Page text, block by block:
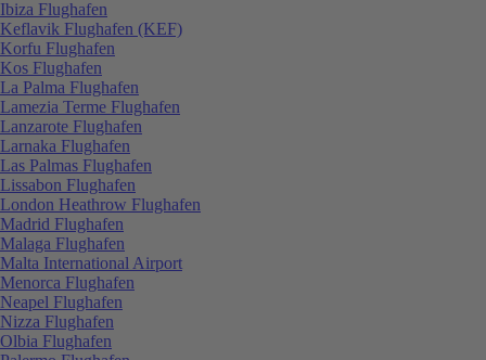
Ibiza Flughafen
Keflavik Flughafen (KEF)
Korfu Flughafen
Kos Flughafen
La Palma Flughafen
Lamezia Terme Flughafen
Lanzarote Flughafen
Larnaka Flughafen
Las Palmas Flughafen
Lissabon Flughafen
London Heathrow Flughafen
Madrid Flughafen
Malaga Flughafen
Malta International Airport
Menorca Flughafen
Neapel Flughafen
Nizza Flughafen
Olbia Flughafen